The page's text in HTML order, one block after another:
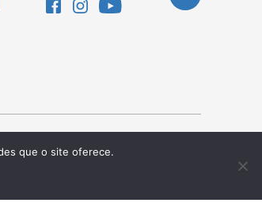
Desenvolvido pela
que o site oferece.